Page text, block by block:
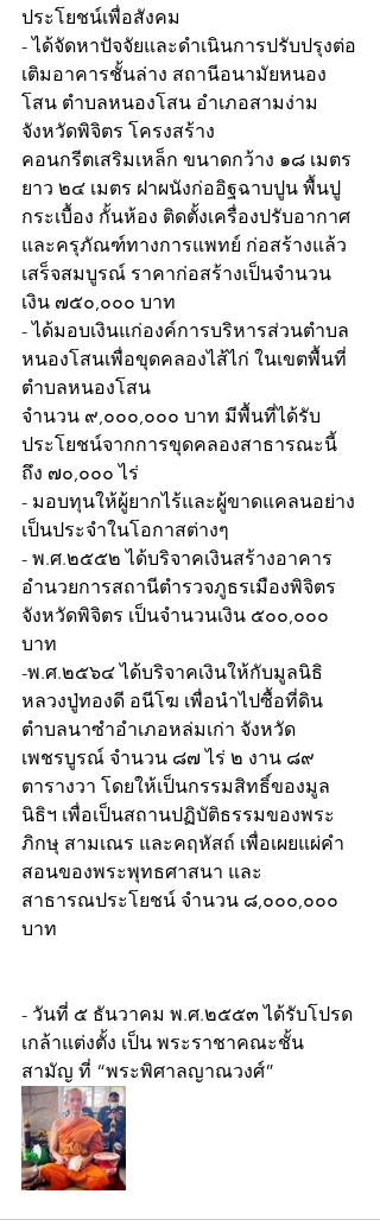
ประโยชน์เพื่อสังคม
- ได้จัดหาปัจจัยและดำเนินการปรับปรุงต่อ
เติมอาคารชั้นล่าง สถานีอนามัยหนอง
โสน ตำบลหนองโสน อำเภอสามง่าม
จังหวัดพิจิตร โครงสร้าง
คอนกรีตเสริมเหล็ก ขนาดกว้าง ๑๘ เมตร
ยาว ๒๔ เมตร ฝาผนังก่ออิฐฉาบปูน พื้นปู
กระเบื้อง กั้นห้อง ติดตั้งเครื่องปรับอากาศ
และครุภัณฑ์ทางการแพทย์ ก่อสร้างแล้ว
เสร็จสมบูรณ์ ราคาก่อสร้างเป็นจำนวน
เงิน ๗๕๐,๐๐๐ บาท
- ได้มอบเงินแก่องค์การบริหารส่วนตำบล
หนองโสนเพื่อขุดคลองไส้ไก่ ในเขตพื้นที่
ตำบลหนองโสน
จำนวน ๙,๐๐๐,๐๐๐ บาท มีพื้นที่ได้รับ
ประโยชน์จากการขุดคลองสาธารณะนี้
ถึง ๗๐,๐๐๐ ไร่
- มอบทุนให้ผู้ยากไร้และผู้ขาดแคลนอย่าง
เป็นประจำในโอกาสต่างๆ
- พ.ศ.๒๕๕๒ ได้บริจาคเงินสร้างอาคาร
อำนวยการสถานีตำรวจภูธรเมืองพิจิตร
จังหวัดพิจิตร เป็นจำนวนเงิน ๕๐๐,๐๐๐
บาท
-พ.ศ.๒๕๖๔ ได้บริจาคเงินให้กับมูลนิธิ
หลวงปู่ทองดี อนีโฆ เพื่อนำไปซื้อที่ดิน
ตำบลนาซำอำเภอหล่มเก่า จังหวัด
เพชรบูรณ์ จำนวน ๘๗ ไร่ ๒ งาน ๘๙
ตารางวา โดยให้เป็นกรรมสิทธิ์ของมูล
นิธิฯ เพื่อเป็นสถานปฏิบัติธรรมของพระ
ภิกษุ สามเณร และคฤหัสถ์ เพื่อเผยแผ่คำ
สอนของพระพุทธศาสนา และ
สาธารณประโยชน์ จำนวน ๘,๐๐๐,๐๐๐
บาท
- วันที่ ๕ ธันวาคม พ.ศ.๒๕๕๓ ได้รับโปรด
เกล้าแต่งตั้ง เป็น พระราชาคณะชั้น
สามัญ ที่ “พระพิศาลญาณวงศ์”